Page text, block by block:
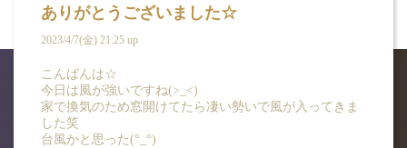
ありがとうございました☆
2023/4/7(金) 21:25 up
こんばんは☆
今日は風が強いですね(>_<)
家で換気のため窓開けてたら凄い勢いで風が入ってきま
した笑
台風かと思った(°_°)